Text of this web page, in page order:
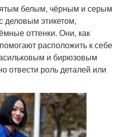
белым, чёрным и серым
деловым этикетом,
оттенки. Они, как
расположить к себе
и бирюзовым
отвести роль деталей или